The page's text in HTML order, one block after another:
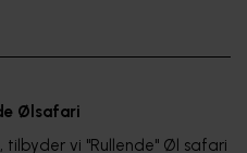
Ølsafari
tilbyder vi "Rullende" Øl safari